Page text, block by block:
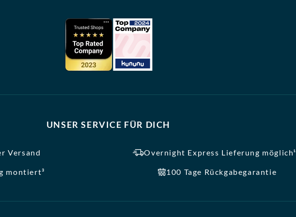
UNSER SERVICE FÜR DICH
Versand Overnight Express Lieferung möglich¹
montiert³ 100 Tage Rückgabegarantie